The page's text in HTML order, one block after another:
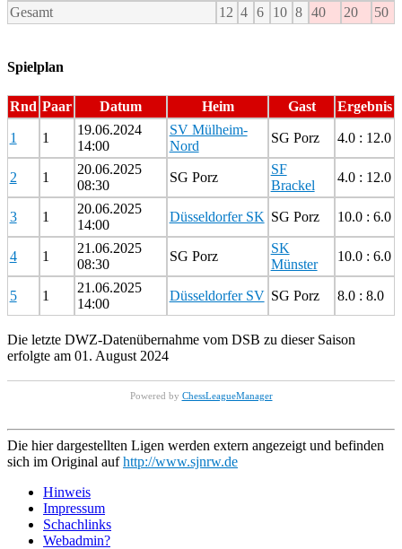
Gesamt
12 4 6 10 8 40 20 50
Spielplan
Rnd Paar Datum Heim Gast Ergebnis
1 1
19.06.2024
14:00
SV Mülheim-
Nord
SG Porz 4.0 : 12.0
2 1
20.06.2025
08:30
SG Porz
SF
Brackel
4.0 : 12.0
3 1
20.06.2025
14:00
Düsseldorfer SK SG Porz 10.0 : 6.0
4 1
21.06.2025
08:30
SG Porz
SK
Münster
10.0 : 6.0
5 1
21.06.2025
14:00
Düsseldorfer SV SG Porz 8.0 : 8.0
Die letzte DWZ-Datenübernahme vom DSB zu dieser Saison
erfolgte am 01. August 2024
Powered by ChessLeagueManager
Die hier dargestellten Ligen werden extern angezeigt und befinden
sich im Original aufhttp://www.sjnrw.de
Hinweis
Impressum
Schachlinks
Webadmin?